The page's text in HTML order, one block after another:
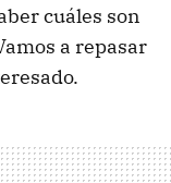
cuáles son
a repasar